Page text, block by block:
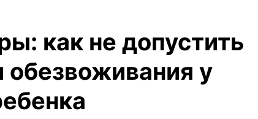
как не допустить
обезвоживания у